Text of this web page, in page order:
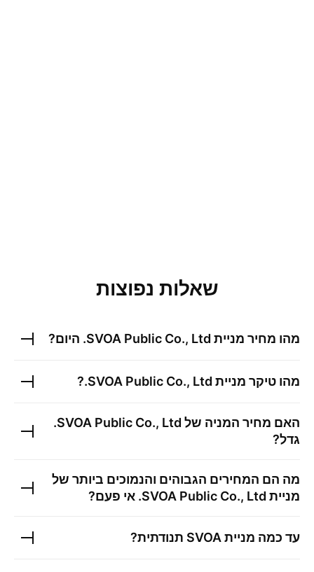
שאלות נפוצות
מהו מחיר מניית SVOA Public Co., Ltd. היום?
מהו טיקר מניית SVOA Public Co., Ltd.
?
האם מחיר המניה של SVOA Public Co., Ltd.
גדל?
מה הם המחירים הגבוהים והנמוכים ביותר של
מניית SVOA Public Co., Ltd. אי פעם?
עד כמה מניית SVOA תנודתית?